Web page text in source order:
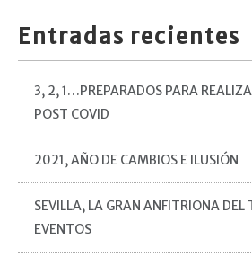
Entradas recientes
3, 2, 1…PREPARADOS PARA
POST COVID
2021, AÑO DE CAMBIOS E ILUSIÓN
SEVILLA, LA GRAN ANFITRIONA DEL
EVENTOS